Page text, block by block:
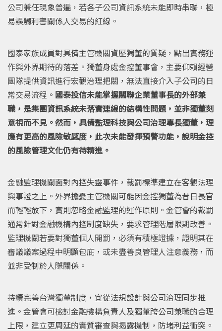
公司兼任現象普遍，若各子公司資訊系統未能即時串聯，極
易誤觸利害關係人交易的紅線。
國泰家族成員對具備主管機關資歷獨董的質疑，點出實務運
作與外界期待的落差。獨董身處金控董事會，主要仰賴經營
團隊提供資訊進行宏觀治理把關，無法直接介入子公司的日
常交易流程。 國泰投信未能掌握關聯企業董事長的外部兼
職，是集團資訊系統未落實連線的結構性問題，並非獨董刻
意視而不見。然而，具備監理科技與公司治理專長獨董，理
應有更高的風險敏感度，此次未能發揮預警功能，說明金控
的風險管理文化仍有待精進。
金融監理機關面對內控失靈事件，裁罰標準建立在客觀法理
與事證之上。外界擔憂主管機關可能因金控獨董為昔日長官
而輕輕放下，實則忽略金融監理的運作原則。金管會的裁罰
通常針對金融機構內控制度缺失，要求管理階層限期改善。
監理機關若要對獨董個人開罰，必須有積極證據，證明其在
審議議案過程中明顯包庇，或未盡善良管理人注意義務，而
並非受制於人際關係。
持續完善台灣獨董制度，宜從法規設計與公司治理同步推
進。金管會可檢討金融機構負責人及獨董跨公司兼職的合理
上限，建立更周延的實質審查與揭露機制，防堵利益衝突。